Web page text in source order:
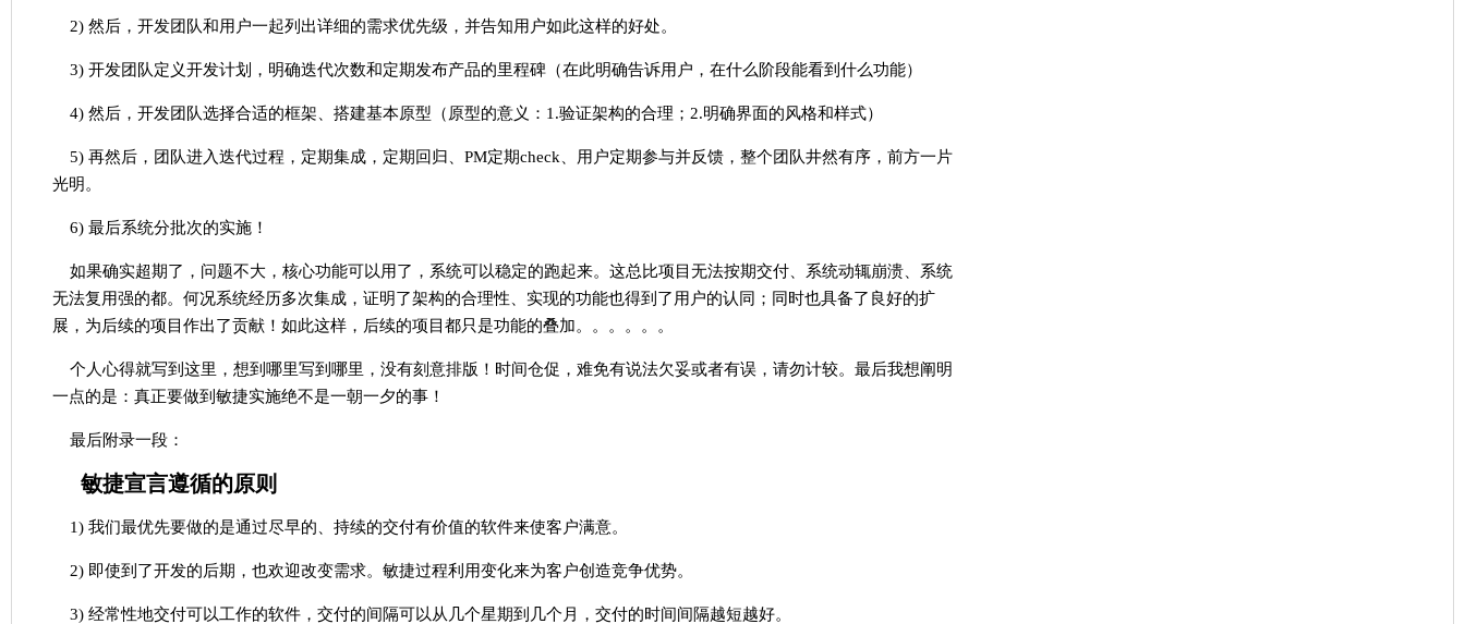
2) 然后，开发团队和用户一起列出详细的需求优先级，并告知用户如此这样的好处。
3) 开发团队定义开发计划，明确迭代次数和定期发布产品的里程碑（在此明确告诉用户，在什么阶段能看到什么功能）
4) 然后，开发团队选择合适的框架、搭建基本原型（原型的意义：1.验证架构的合理；2.明确界面的风格和样式）
5) 再然后，团队进入迭代过程，定期集成，定期回归、PM定期check、用户定期参与并反馈，整个团队井然有序，前方一片
光明。
6) 最后系统分批次的实施！
如果确实超期了，问题不大，核心功能可以用了，系统可以稳定的跑起来。这总比项目无法按期交付、系统动辄崩溃、系统
无法复用强的都。何况系统经历多次集成，证明了架构的合理性、实现的功能也得到了用户的认同；同时也具备了良好的扩
展，为后续的项目作出了贡献！如此这样，后续的项目都只是功能的叠加。。。。。。
个人心得就写到这里，想到哪里写到哪里，没有刻意排版！时间仓促，难免有说法欠妥或者有误，请勿计较。最后我想阐明
一点的是：真正要做到敏捷实施绝不是一朝一夕的事！
最后附录一段：
敏捷宣言遵循的原则
1) 我们最优先要做的是通过尽早的、持续的交付有价值的软件来使客户满意。
2) 即使到了开发的后期，也欢迎改变需求。敏捷过程利用变化来为客户创造竞争优势。
3) 经常性地交付可以工作的软件，交付的间隔可以从几个星期到几个月，交付的时间间隔越短越好。